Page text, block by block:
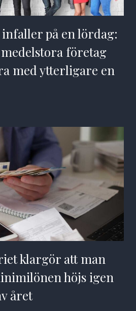
infaller på en lördag:
företag
med ytterligare en
klargör att man
höjs igen
året